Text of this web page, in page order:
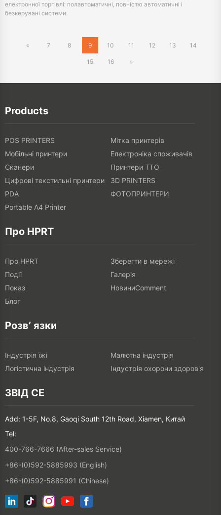
електронної торгівлі: полавтоматичні, повністю автоматичні і
безкерувані системи.
« 7 8 9 10 11 12 13 14
15 16 »
Products
POS PRINTERS
Мітка принтерів
Мобільні принтери
Електроніка споживачів
Сканери
Принтери TTO
Цифрові текстильні принтери
3D PRINTERS
PDA
ФОТОПРИНТЕРИ
Portable A4 Printer
Про HPRT
Про HPRT
Зберегти в мережі
Події
Галерія
Показ
НовиниComment
Блог
Розв’ язки
Індустрія їжі
Малютна індустрія
Логістична індустрія
Індустрія охорони здоров'я
ЗВІД СЕ
Add: 1-5F, No.8, Gaoqi South 12th Road, Xiamen, Китай
Tel:
400-766-7666 (After-sales Service)
+86-(0)592-5885993 (English)
+86-(0)592-5885991 (Chinese)